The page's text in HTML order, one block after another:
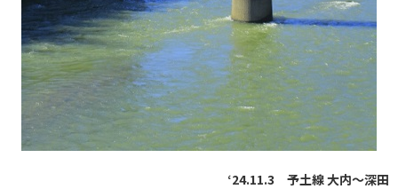
‘24.11.3 予土線 大内～深田